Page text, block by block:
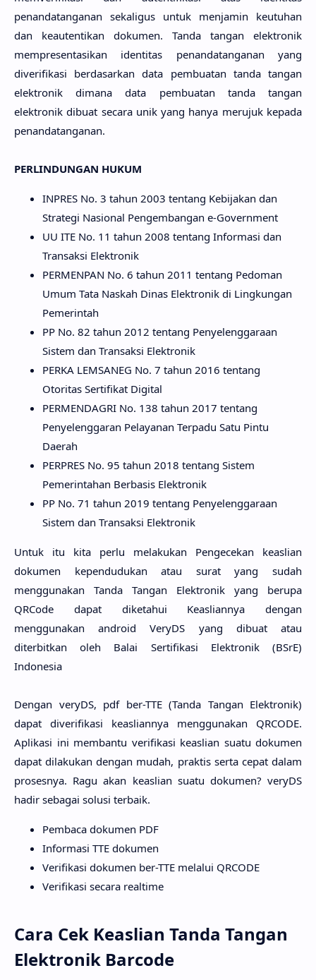
penandatanganan sekaligus untuk menjamin keutuhan
dan keautentikan dokumen. Tanda tangan elektronik
mempresentasikan identitas penandatanganan yang
diverifikasi berdasarkan data pembuatan tanda tangan
elektronik dimana data pembuatan tanda tangan
elektronik dibuat secara unik yang hanya merujuk kepada
penandatanganan.
PERLINDUNGAN HUKUM
INPRES No. 3 tahun 2003 tentang Kebijakan dan
Strategi Nasional Pengembangan e-Government
UU ITE No. 11 tahun 2008 tentang Informasi dan
Transaksi Elektronik
PERMENPAN No. 6 tahun 2011 tentang Pedoman
Umum Tata Naskah Dinas Elektronik di Lingkungan
Pemerintah
PP No. 82 tahun 2012 tentang Penyelenggaraan
Sistem dan Transaksi Elektronik
PERKA LEMSANEG No. 7 tahun 2016 tentang
Otoritas Sertifikat Digital
PERMENDAGRI No. 138 tahun 2017 tentang
Penyelenggaran Pelayanan Terpadu Satu Pintu
Daerah
PERPRES No. 95 tahun 2018 tentang Sistem
Pemerintahan Berbasis Elektronik
PP No. 71 tahun 2019 tentang Penyelenggaraan
Sistem dan Transaksi Elektronik
Untuk itu kita perlu melakukan Pengecekan keaslian
dokumen kependudukan atau surat yang sudah
menggunakan Tanda Tangan Elektronik yang berupa
QRCode dapat diketahui Keasliannya dengan
menggunakan android VeryDS yang dibuat atau
diterbitkan oleh Balai Sertifikasi Elektronik (BSrE)
Indonesia
Dengan veryDS, pdf ber-TTE (Tanda Tangan Elektronik)
dapat diverifikasi keasliannya menggunakan QRCODE.
Aplikasi ini membantu verifikasi keaslian suatu dokumen
dapat dilakukan dengan mudah, praktis serta cepat dalam
prosesnya. Ragu akan keaslian suatu dokumen? veryDS
hadir sebagai solusi terbaik.
Pembaca dokumen PDF
Informasi TTE dokumen
Verifikasi dokumen ber-TTE melalui QRCODE
Verifikasi secara realtime
Cara Cek Keaslian Tanda Tangan
Elektronik Barcode